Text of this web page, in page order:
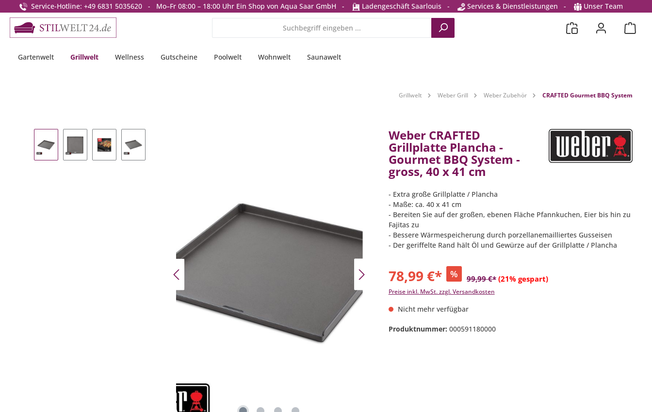
Zur Hauptnavigation springen
Service-Hotline: +49 6831 5035620 - Mo–Fr 08:00 – 18:00 Uhr Ein Shop von Aqua Saar GmbH - Ladengeschäft Saarlouis - Services & Dienstleistungen - Unser Team
Gartenwelt Grillwelt Wellness Gutscheine Poolwelt Wohnwelt Saunawelt
Grillwelt Weber Grill Weber Zubehör CRAFTED Gourmet BBQ System
Weber CRAFTED
Grillplatte Plancha -
Gourmet BBQ System -
gross, 40 x 41 cm
- Extra große Grillplatte / Plancha
- Maße: ca. 40 x 41 cm
- Bereiten Sie auf der großen, ebenen Fläche Pfannkuchen, Eier bis hin zu
Fajitas zu
- Bessere Wärmespeicherung durch porzellanemailliertes Gusseisen
- Der geriffelte Rand hält Öl und Gewürze auf der Grillplatte / Plancha
78,99 €* % 99,99 €* (21% gespart)
Preise inkl. MwSt. zzgl. Versandkosten
Nicht mehr verfügbar
Produktnummer: 000591180000